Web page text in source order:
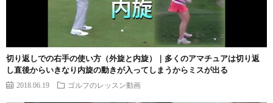
切り返しでの右手の使い方（外旋と内旋）｜多くのアマチュアは切り返
し直後からいきなり内旋の動きが入ってしまうからミスが出る
2018.06.19 ゴルフのレッスン動画